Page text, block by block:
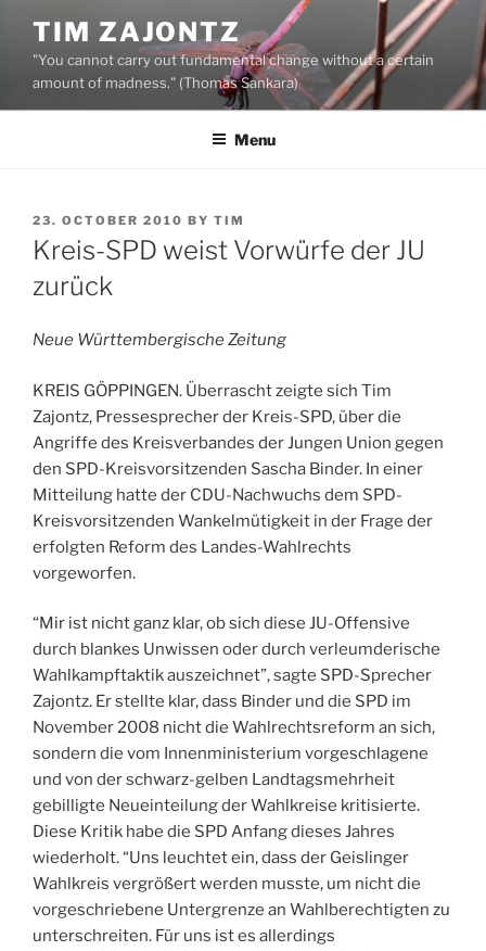
content
TIM ZAJONTZ
"You cannot carry out fundamental change without a certain
amount of madness." (Thomas Sankara)
Menu
POSTED
ON
23. OCTOBER 2010 BY TIM
Kreis-SPD weist Vorwürfe der JU
zurück
Neue Württembergische Zeitung
KREIS GÖPPINGEN. Überrascht zeigte sich Tim
Zajontz, Pressesprecher der Kreis-SPD, über die
Angriffe des Kreisverbandes der Jungen Union gegen
den SPD-Kreisvorsitzenden Sascha Binder. In einer
Mitteilung hatte der CDU-Nachwuchs dem SPD-
Kreisvorsitzenden Wankelmütigkeit in der Frage der
erfolgten Reform des Landes-Wahlrechts
vorgeworfen.
“Mir ist nicht ganz klar, ob sich diese JU-Offensive
durch blankes Unwissen oder durch verleumderische
Wahlkampftaktik auszeichnet”, sagte SPD-Sprecher
Zajontz. Er stellte klar, dass Binder und die SPD im
November 2008 nicht die Wahlrechtsreform an sich,
sondern die vom Innenministerium vorgeschlagene
und von der schwarz-gelben Landtagsmehrheit
gebilligte Neueinteilung der Wahlkreise kritisierte.
Diese Kritik habe die SPD Anfang dieses Jahres
wiederholt. “Uns leuchtet ein, dass der Geislinger
Wahlkreis vergrößert werden musste, um nicht die
vorgeschriebene Untergrenze an Wahlberechtigten zu
unterschreiten. Für uns ist es allerdings